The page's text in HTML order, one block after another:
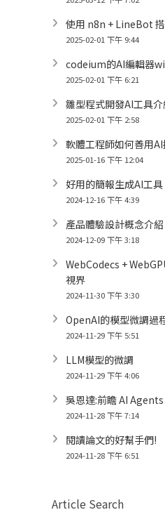
使用 n8n + LineBot
2025-02-01 下午 9:44
codeium的AI編輯器
2025-02-01 下午 6:21
雛型程式開發AI工具介
2025-02-01 下午 2:58
軟體工程師如何善用
2025-01-16 下午 12:04
好用的簡報生成AI工具
2024-12-16 下午 4:39
產品體驗設計概念介紹
2024-12-09 下午 3:18
WebCodecs +
視界
2024-11-30 下午 3:30
OpenAI的模型微調過
2024-11-29 下午 5:51
LLM模型的微調
2024-11-29 下午 4:06
吳恩達:前瞻 AI
2024-11-28 下午 7:14
閱讀論文的好幫手們!
2024-11-28 下午 6:51
Article Search